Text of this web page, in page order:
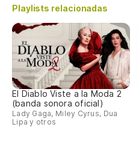
Playlists relacionadas
El Diablo Viste a la Moda 2
(banda sonora oficial)
Lady Gaga, Miley Cyrus, Dua
Lipa y otros